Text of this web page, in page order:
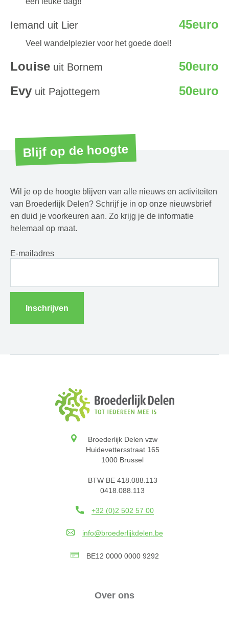
Iemand uit Lier 45euro
Veel wandelplezier voor het goede doel!
Louise uit Bornem
50euro
Evy uit Pajottegem 50euro
Blijf op de hoogte
Wil je op de hoogte blijven van alle nieuws en activiteiten
van Broederlijk Delen? Schrijf je in op onze nieuwsbrief
en duid je voorkeuren aan. Zo krijg je de informatie
helemaal op maat.
E-mailadres
Inschrijven
Broederlijk Delen vzw
Huidevettersstraat 165
1000 Brussel
BTW BE 418.088.113
0418.088.113
+32 (0)2 502 57 00
info@broederlijkdelen.be
BE12 0000 0000 9292
Over ons